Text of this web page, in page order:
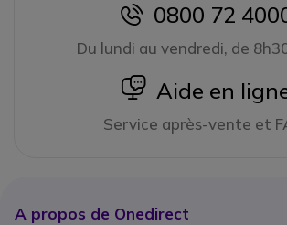
icon
0800 72
Du lundi au vendredi, de
icon
Aide en
Service après-vente et
A propos de Onedirect